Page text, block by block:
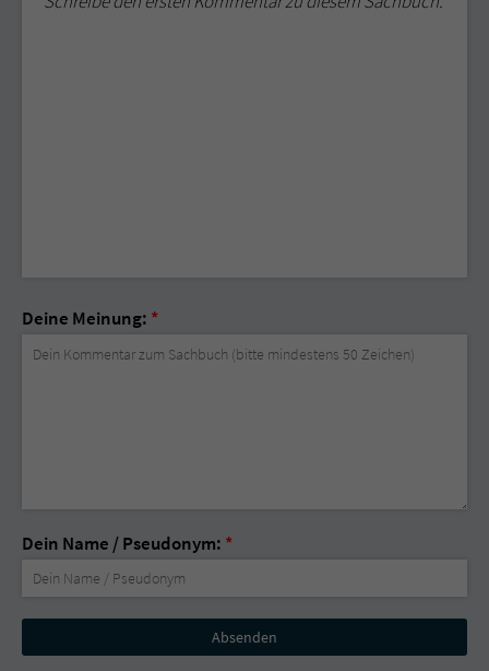
Deine Meinung: *
Dein Name / Pseudonym: *
Nicht
ausfüllen!